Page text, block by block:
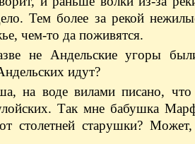
Тем более за рекой
чем-то да поживятся.
не Андельские угоры
идут?
воде вилами писано, что
Так мне бабушка
столетней старушки?